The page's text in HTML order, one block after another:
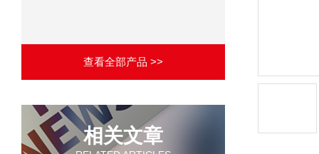
查看全部产品 >>
相关文章